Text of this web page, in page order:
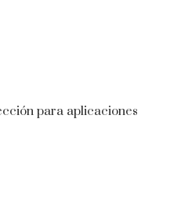
para aplicaciones